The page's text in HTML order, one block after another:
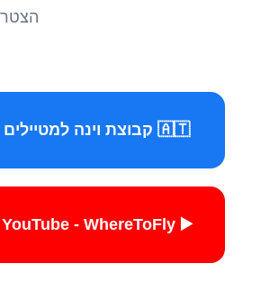
🇦🇹 קבוצת וינה למטיילים
▶️ YouTube - WhereToFly